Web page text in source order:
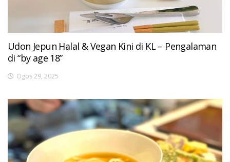
Udon Jepun Halal & Vegan Kini di KL – Pengalaman
di “by age 18”
Ogos 29, 2025